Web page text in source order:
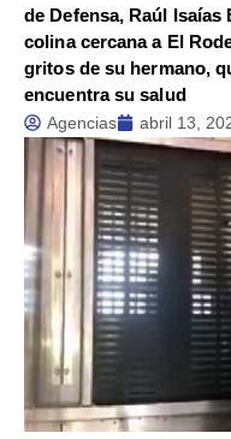
de Defensa, Raúl
colina cercana a El
gritos de su hermano,
encuentra su salud
Agencias abril 13,